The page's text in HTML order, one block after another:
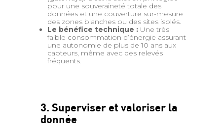
pour une souveraineté totale des
données et une couverture sur-mesure
des zones blanches ou des sites isolés.
Le bénéfice technique :Une très
faible consommation d’énergie assurant
une autonomie de plus de 10 ans aux
capteurs, même avec des relevés
fréquents.
3. Superviser et valoriser la
donnée